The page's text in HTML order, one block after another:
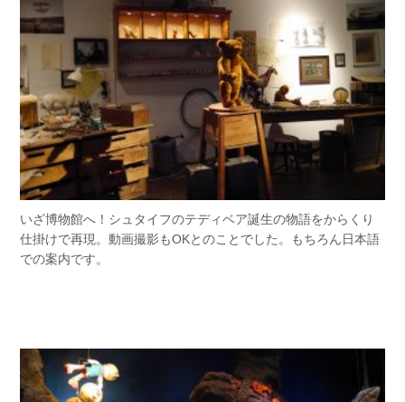
いざ博物館へ！シュタイフのテディベア誕生の物語をからくり
仕掛けで再現。動画撮影もOKとのことでした。もちろん日本語
での案内です。